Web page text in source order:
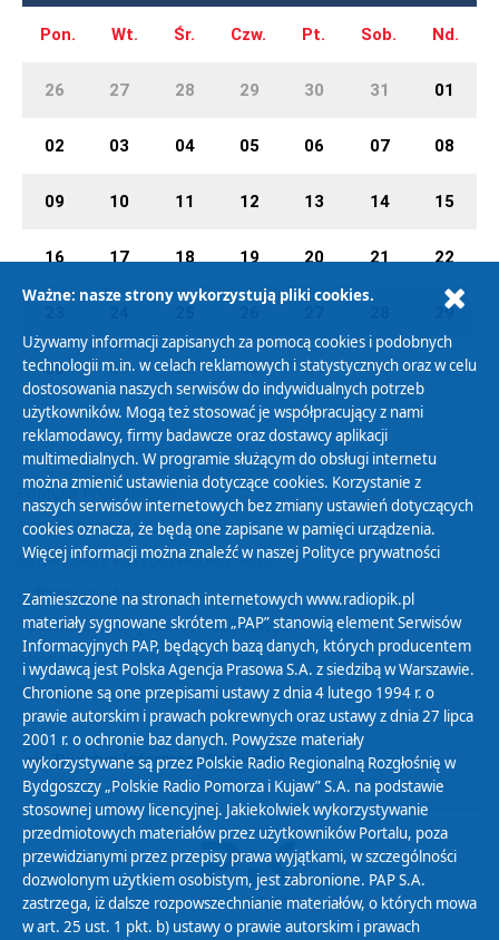
Pon. Wt. Śr. Czw. Pt. Sob. Nd.
26 27 28 29 30 31 01
02 03 04 05 06 07 08
09 10 11 12 13 14 15
16 17 18 19 20 21 22
29
30 01 02 03 04 05 06
Polityka Prywatności
Zasady korzystania z Serwisu
Organizacje Pożytku Publicznego
Cyfryzacja DAB+
Polityka ochrony danych osobowych
Abonament
Zamówienia publiczne
Biuletyn Informacji Publicznej
Ważne: nasze strony wykorzystują pliki cookies.
Używamy informacji zapisanych za pomocą cookies i podobnych
technologii m.in. w celach reklamowych i statystycznych oraz w celu
dostosowania naszych serwisów do indywidualnych potrzeb
użytkowników. Mogą też stosować je współpracujący z nami
reklamodawcy, firmy badawcze oraz dostawcy aplikacji
multimedialnych. W programie służącym do obsługi internetu
można zmienić ustawienia dotyczące cookies. Korzystanie z
naszych serwisów internetowych bez zmiany ustawień dotyczących
cookies oznacza, że będą one zapisane w pamięci urządzenia.
Więcej informacji można znaleźć w naszej Polityce prywatności
Zamieszczone na stronach internetowych www.radiopik.pl
materiały sygnowane skrótem „PAP” stanowią element Serwisów
Informacyjnych PAP, będących bazą danych, których producentem
i wydawcą jest Polska Agencja Prasowa S.A. z siedzibą w Warszawie.
Chronione są one przepisami ustawy z dnia 4 lutego 1994 r. o
prawie autorskim i prawach pokrewnych oraz ustawy z dnia 27 lipca
2001 r. o ochronie baz danych. Powyższe materiały
wykorzystywane są przez Polskie Radio Regionalną Rozgłośnię w
Bydgoszczy „Polskie Radio Pomorza i Kujaw” S.A. na podstawie
stosownej umowy licencyjnej. Jakiekolwiek wykorzystywanie
przedmiotowych materiałów przez użytkowników Portalu, poza
przewidzianymi przez przepisy prawa wyjątkami, w szczególności
dozwolonym użytkiem osobistym, jest zabronione. PAP S.A.
zastrzega, iż dalsze rozpowszechnianie materiałów, o których mowa
w art. 25 ust. 1 pkt. b) ustawy o prawie autorskim i prawach